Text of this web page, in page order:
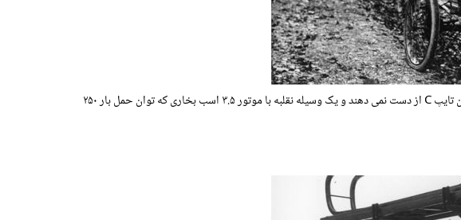
سال ۱۹۰۰ میلادی است و تقاضا برای خودروهای خدماتی وجود دارد. مهندسین رنو زمان را برای ساخت اولین نمونه از خودروی ون تایپ C از دست نمی دهند و یک وسیله نقلبه با موتور ۳.۵ اسب بخاری که توان حمل بار ۲۵۰